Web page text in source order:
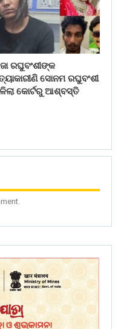
ରଘୁବଂଶୀଙ୍କ
ସୋନମ ରଘୁବଂଶୀ
କୋର୍ଟରୁ ଆଶ୍ବସ୍ତି